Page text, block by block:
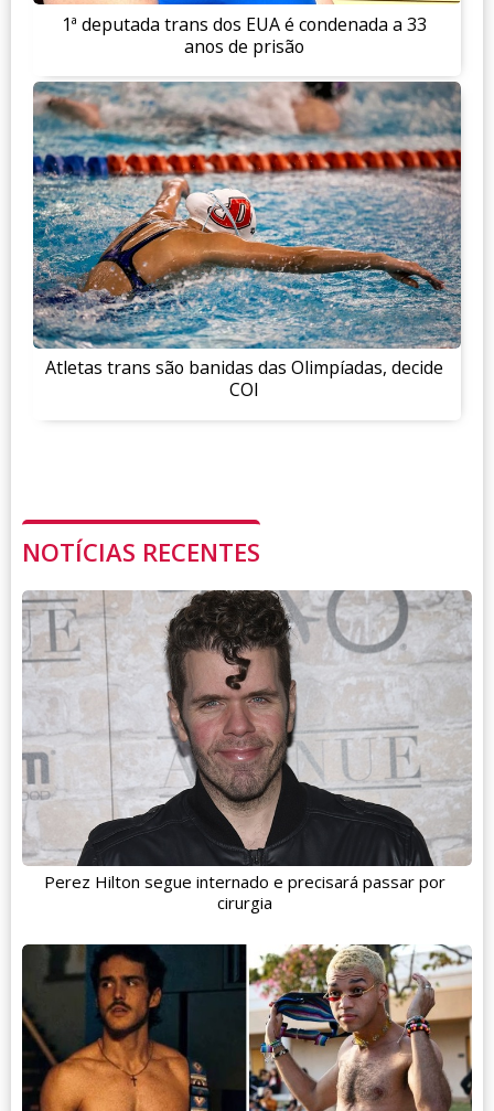
1ª deputada trans dos EUA é condenada a 33
anos de prisão
Atletas trans são banidas das Olimpíadas, decide
COI
NOTÍCIAS RECENTES
Perez Hilton segue internado e precisará passar por
cirurgia